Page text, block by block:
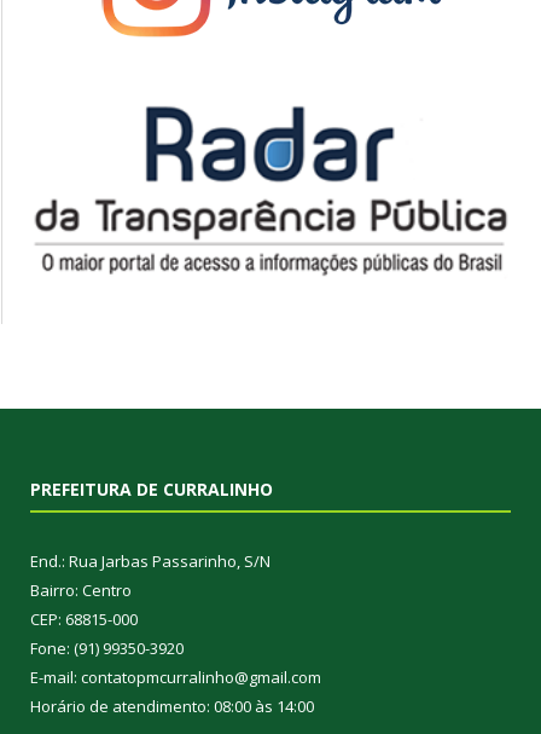
PREFEITURA DE CURRALINHO
End.: Rua Jarbas Passarinho, S/N
Bairro: Centro
CEP: 68815-000
Fone: (91) 99350-3920
E-mail: contatopmcurralinho@gmail.com
Horário de atendimento: 08:00 às 14:00